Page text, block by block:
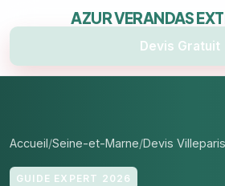
AZUR VERANDAS
Devis Gratuit
Accueil Seine-et-Marne Devis
GUIDE EXPERT 2026